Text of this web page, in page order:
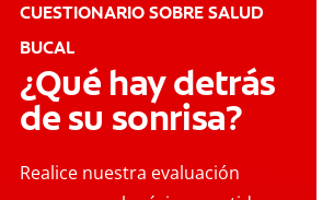
CUESTIONARIO SOBRE SALUD
BUCAL
¿Qué hay detrás
de su sonrisa?
Realice nuestra evaluación